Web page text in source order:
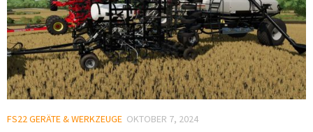
FS22 GERÄTE & WERKZEUGE OKTOBER 7, 2024